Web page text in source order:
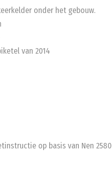
onder het gebouw.
van 2014
op basis van Nen 2580